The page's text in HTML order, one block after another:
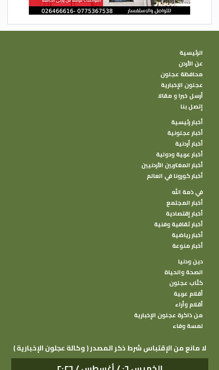
الرئيسية
عن الأردن
محافظة عجلون
عجلون الإخبارية
أرسل خبرا و مقالا
إتصل بنا
أخبار رئيسية
أخبار عجلونية
أخبار أردنية
أخبار عربية ودولية
أخبار المغتربين الأردنيين
أخبار كورونا في العالم
في ذمة الله
أخبار المجتمع
أخبار إقتصادية
أخبار ثقافية وفنية
أخبار رياضية
أخبار منوعة
دين ودنيا
الصحة والحياة
كتًاب عجلون
أقلام عربية
أقلام وأراء
من ذاكرة عجلون الإخبارية
لمسة وفاء
( وكالة عجلون الإخبارية ) لا مانع من الإقتباس شرط ذكر المصدر